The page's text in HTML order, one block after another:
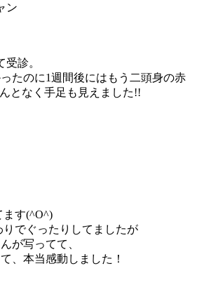
ン
診。
たのに1週間後にはもう二頭身の赤
となく手足も見えました!!
ます(^O^)
でぐったりしてましたが
が写ってて、
、本当感動しました！